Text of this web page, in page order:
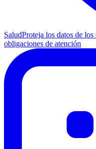
SaludProteja los datos de
obligaciones de atención